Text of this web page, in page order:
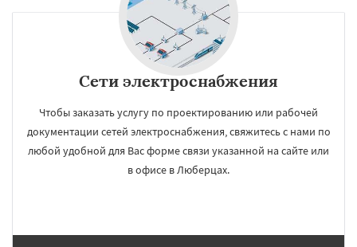
Сети электроснабжения
Чтобы заказать услугу по проектированию или рабочей
документации сетей электроснабжения, свяжитесь с нами по
любой удобной для Вас форме связи указанной на сайте или
в офисе в Люберцах.